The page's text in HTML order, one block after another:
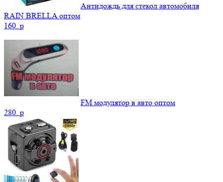
Антидождь для стекол автомобиля
RAIN BRELLA оптом
160. p
FM модулятор в авто оптом
280. p